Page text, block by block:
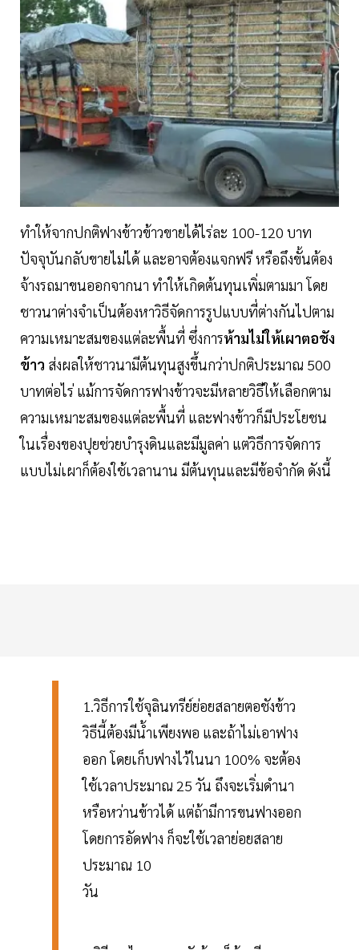
ทำให้จากปกติฟางข้าวข้าวขายได้ไร่ละ 100-120 บาท
ปัจจุบันกลับขายไม่ได้ และอาจต้องแจกฟรี หรือถึงขั้นต้อง
จ้างรถมาขนออกจากนา ทำให้เกิดต้นทุนเพิ่มตามมา โดย
ชาวนาต่างจำเป็นต้องหาวิธีจัดการรูปแบบที่ต่างกันไปตาม
ความเหมาะสมของแต่ละพื้นที่ ซึ่งการห้ามไม่ให้เผาตอชัง
ข้าว ส่งผลให้ชาวนามีต้นทุนสูงขึ้นกว่าปกติประมาณ 500
บาทต่อไร่ แม้การจัดการฟางข้าวจะมีหลายวิธีให้เลือกตาม
ความเหมาะสมของแต่ละพื้นที่ และฟางข้าวก็มีประโยชน
ในเรื่องของปุยช่วยบำรุงดินและมีมูลค่า แต่วิธีการจัดการ
แบบไม่เผาก็ต้องใช้เวลานาน มีต้นทุนและมีข้อจำกัด ดังนี้
1.วิธีการใช้จุลินทรีย์ย่อยสลายตอชังข้าว
วิธีนี้ต้องมีน้ำเพียงพอ และถ้าไม่เอาฟาง
ออก โดยเก็บฟางไว้ในนา 100% จะต้อง
ใช้เวลาประมาณ 25 วัน ถึงจะเริ่มดำนา
หรือหว่านข้าวได้ แต่ถ้ามีการขนฟางออก
โดยการอัดฟาง ก็จะใช้เวลาย่อยสลาย
ประมาณ 10
วัน